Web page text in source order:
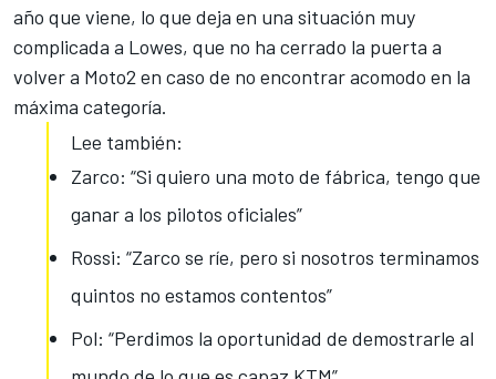
año que viene, lo que deja en una situación muy
complicada a Lowes, que no ha cerrado la puerta a
volver a Moto2 en caso de no encontrar acomodo en la
máxima categoría.
Lee también:
Zarco: “Si quiero una moto de fábrica, tengo que
ganar a los pilotos oficiales”
Rossi: “Zarco se ríe, pero si nosotros terminamos
quintos no estamos contentos”
Pol: “Perdimos la oportunidad de demostrarle al